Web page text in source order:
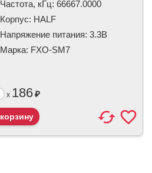
Частота, кГц: 66667.0000
Корпус: HALF
Напряжение питания: 3.3В
Марка: FXO-SM7
x 186₽